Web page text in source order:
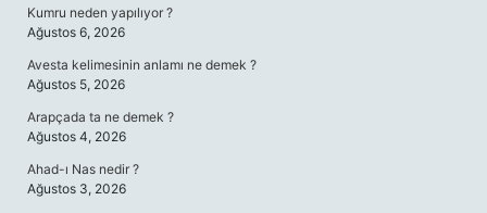
Kumru neden yapılıyor ?
Ağustos 6, 2026
Avesta kelimesinin anlamı ne demek ?
Ağustos 5, 2026
Arapçada ta ne demek ?
Ağustos 4, 2026
Ahad-ı Nas nedir ?
Ağustos 3, 2026